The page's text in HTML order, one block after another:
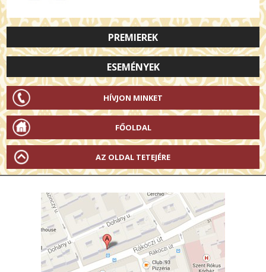
PREMIEREK
ESEMÉNYEK
HÍVJON MINKET
FŐOLDAL
AZ OLDAL TETEJÉRE